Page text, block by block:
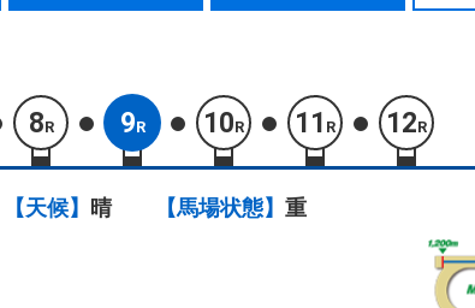
8R 9R 10R 11 R 12R
【天候】 晴 【馬場状態】 重